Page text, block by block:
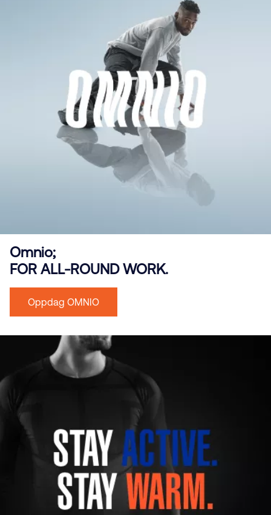
Omnio;
FOR ALL-ROUND WORK.
Oppdag OMNIO